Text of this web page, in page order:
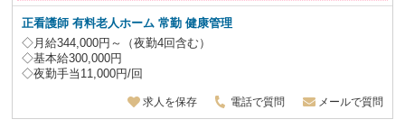
正看護師 有料老人ホーム 常勤 健康管理
◇月給344,000円～（夜勤4回含む）
◇基本給300,000円
◇夜勤手当11,000円/回
求人を保存 電話で質問 メールで質問